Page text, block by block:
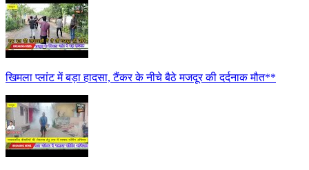
खिमला प्लांट में बड़ा हादसा, टैंकर के नीचे बैठे मजदूर की दर्दनाक मौत**